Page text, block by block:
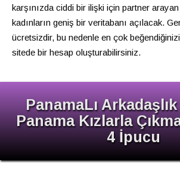
karşınızda ciddi bir ilişki için partner
kadınların geniş bir veritabanı açılacak.
ücretsizdir, bu nedenle en çok
sitede bir hesap oluşturabilirsiniz.
PanamaLı
Panama Kızlarla
4 İpucu